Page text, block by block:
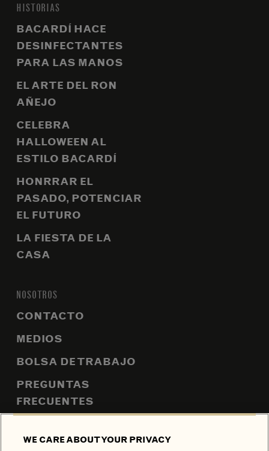
HISTORIAS
BACARDÍ HACE
DESINFECTANTES
PARA LAS MANOS
EL ARTE DEL RON
AÑEJO
CELEBRA
HALLOWEEN AL
ESTILO BACARDÍ
HONRRAR EL
PASADO, POTENCIAR
EL FUTURO
LA FIESTA DE LA
CASA
NOSOTROS
CONTACTO
MEDIOS
BOLSA DE TRABAJO
PREGUNTAS
FRECUENTES
WE CARE ABOUT YOUR PRIVACY